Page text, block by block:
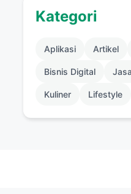
Kategori
Aplikasi Artikel
Bisnis Digital Jasa
Kuliner Lifestyle